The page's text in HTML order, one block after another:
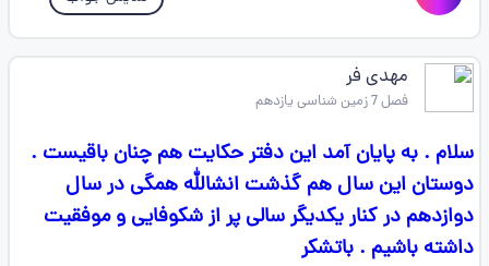
مهدی فر
فصل 7 زمین شناسی یازدهم
سلام . به پایان آمد این دفتر حکایت هم چنان باقیست .
دوستان این سال هم گذشت انشالله همگی در سال
دوازدهم در کنار یکدیگر سالی پر از شکوفایی و موفقیت
داشته باشیم . باتشکر